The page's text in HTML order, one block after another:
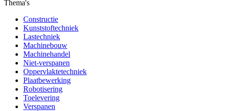
Thema's
Constructie
Kunststoftechniek
Lastechniek
Machinebouw
Machinehandel
Niet-verspanen
Oppervlaktetechniek
Plaatbewerking
Robotisering
Toelevering
Verspanen